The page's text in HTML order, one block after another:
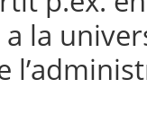
la